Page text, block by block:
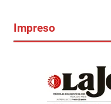
Impreso